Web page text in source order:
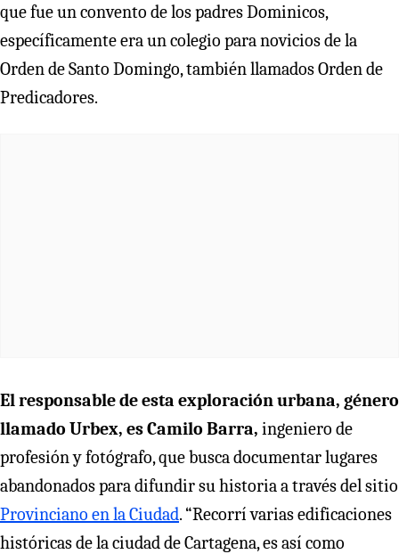
que fue un convento de los padres Dominicos,
específicamente era un colegio para novicios de la
Orden de Santo Domingo, también llamados Orden de
Predicadores.
El responsable de esta exploración urbana, género
llamado Urbex, es Camilo Barra, ingeniero de
profesión y fotógrafo, que busca documentar lugares
abandonados para difundir su historia a través del sitio
Provinciano en la Ciudad. “Recorrí varias edificaciones
históricas de la ciudad de Cartagena, es así como